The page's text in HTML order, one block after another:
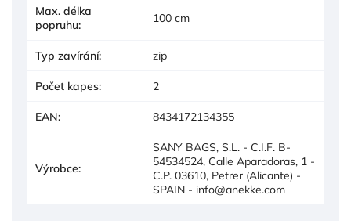
Max. délka
popruhu: 100 cm
Typ zavírání: zip
Počet kapes: 2
EAN: 8434172134355
Výrobce:
SANY BAGS, S.L. - C.I.F. B-
54534524, Calle Aparadoras, 1 -
C.P. 03610, Petrer (Alicante) -
SPAIN - info@anekke.com